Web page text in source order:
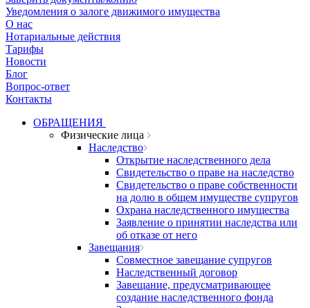
Уведомления о залоге движимого имущества
О нас
Нотариальные действия
Тарифы
Новости
Блог
Вопрос-ответ
Контакты
ОБРАЩЕНИЯ
Физические лица
Наследство
Открытие наследственного дела
Свидетельство о праве на наследство
Свидетельство о праве собственности
на долю в общем имуществе супругов
Охрана наследственного имущества
Заявление о принятии наследства или
об отказе от него
Завещания
Совместное завещание супругов
Наследственный договор
Завещание, предусматривающее
создание наследственного фонда